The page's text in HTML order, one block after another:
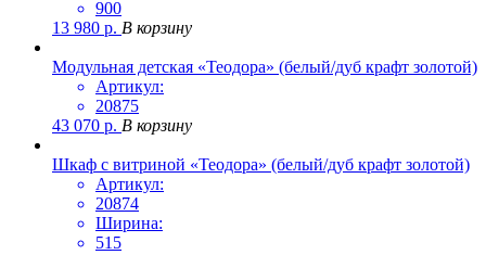
900
13 980 р. В корзину
Модульная детская «Теодора» (белый/дуб крафт золотой)
Артикул:
20875
43 070 р. В корзину
Шкаф с витриной «Теодора» (белый/дуб крафт золотой)
Артикул:
20874
Ширина:
515